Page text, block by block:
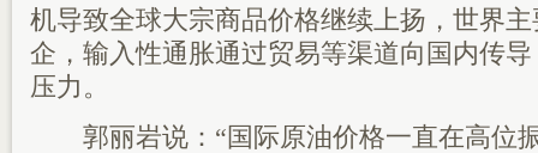
机导致全球大宗商品价格继续上扬，世界
企，输入性通胀通过贸易等渠道向国内传
压力。
郭丽岩说：“国际原油价格一直在高位